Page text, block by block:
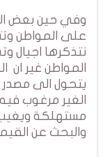
وفي حين بعض
على المواطن
نتذكرها اجيال
المواطن غير ان
يتحول الى مصدر
الغير مرغوب
مستهلكة ويغيب
والبحث عن